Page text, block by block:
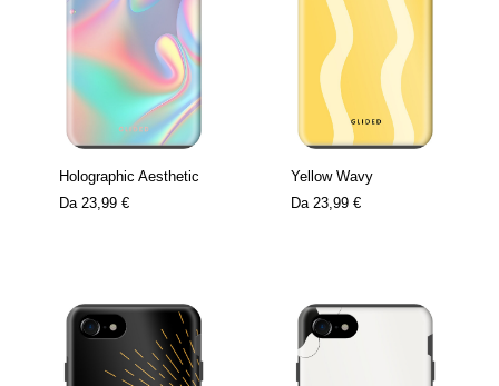
Holographic Aesthetic
Da 23,99 €
Yellow Wavy
Da 23,99 €